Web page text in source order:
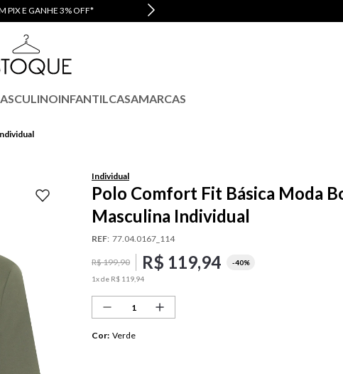
PIX E GANHE 3% OFF*
INFANTILCASAMARCAS
Individual
Polo Comfort Fit Básica Moda
Masculina Individual
REF: 77.04.0167_114
R$199,90 R$ 119,94 -40%
1x de R$ 119 94
Cor: Verde